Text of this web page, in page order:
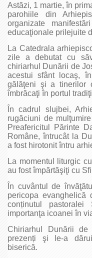
Astăzi, 1 martie, în
parohiile din
organizate
educaţionale prilejuite
La Catedrala
zile a debutat cu
chiriarhul Dunării de
acestui sfânt locaş,
gălăţeni şi a tinerilor
îmbrăcaţi în portul
În cadrul slujbei,
rugăciuni de
Preafericitul Părinte
Române, întrucât la
a fost hirotonit întru
La momentul liturgic
au fost împărtăşiţi cu
În cuvântul de
pericopa evanghelică
conținutul
importanţa icoanei în
Chiriarhul Dunării
prezenți şi le-a
biserică.